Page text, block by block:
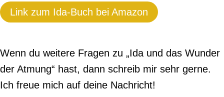
Link zum Ida-Buch bei Amazon
Wenn du weitere Fragen zu „Ida und das Wunder
der Atmung“ hast, dann schreib mir sehr gerne.
Ich freue mich auf deine Nachricht!